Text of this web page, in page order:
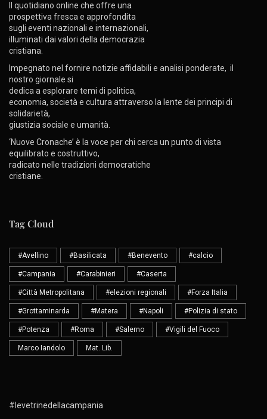
Il quotidiano online che offre una
prospettiva fresca e approfondita
sugli eventi nazionali e internazionali,
illuminati dai valori della democrazia
cristiana.
Impegnato nel fornire notizie affidabili e analisi ponderate, il
nostro giornale si
dedica a esplorare temi di politica,
economia, società e cultura attraverso la lente dei principi di
solidarietà,
giustizia sociale e umanità.
‘Nuove Cronache’ è la voce per chi cerca un punto di vista
equilibrato e costruttivo,
radicato nelle tradizioni democratiche
cristiane.
Tag Cloud
#Avellino #Basilicata #Benevento #calcio
#Campania #Carabinieri #Caserta
#Città Metropolitana #elezioni regionali #Forza Italia
#Grottaminarda #Matera #Napoli #Polizia di stato
#Potenza #Roma #Salerno #Vigili del Fuoco
Marco Iandolo Mat. Lib.
#levetrinedellacampania